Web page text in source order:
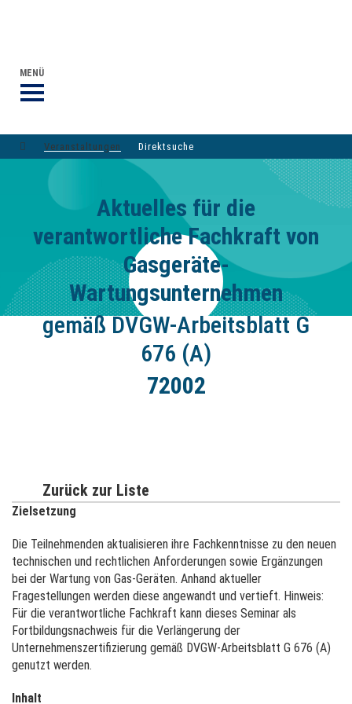
MENÜ
Veranstaltungen Direktsuche
Aktuelles für die
verantwortliche Fachkraft von
Gasgeräte-
Wartungsunternehmen
gemäß DVGW-Arbeitsblatt G
676 (A)
72002
Zurück zur Liste
Zielsetzung
Die Teilnehmenden aktualisieren ihre Fachkenntnisse zu den neuen
technischen und rechtlichen Anforderungen sowie Ergänzungen
bei der Wartung von Gas-Geräten. Anhand aktueller
Fragestellungen werden diese angewandt und vertieft. Hinweis:
Für die verantwortliche Fachkraft kann dieses Seminar als
Fortbildungsnachweis für die Verlängerung der
Unternehmenszertifizierung gemäß DVGW-Arbeitsblatt G 676 (A)
genutzt werden.
Inhalt